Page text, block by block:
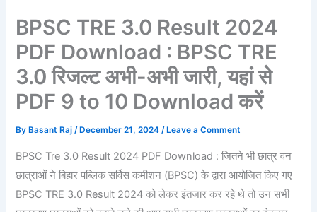
BPSC TRE 3.0 Result 2024
PDF Download : BPSC TRE
3.0 रिजल्ट अभी-अभी जारी, यहां से
PDF 9 to 10 Download करें
By Basant Raj/ December 21, 2024/ Leave a Comment
BPSC Tre 3.0 Result 2024 PDF Download : जितने भी छात्र वन
छात्राओं ने बिहार पब्लिक सर्विस कमीशन (BPSC) के द्वारा आयोजित किए गए
BPSC TRE 3.0 Result 2024 को लेकर इंतजार कर रहे थे तो उन सभी